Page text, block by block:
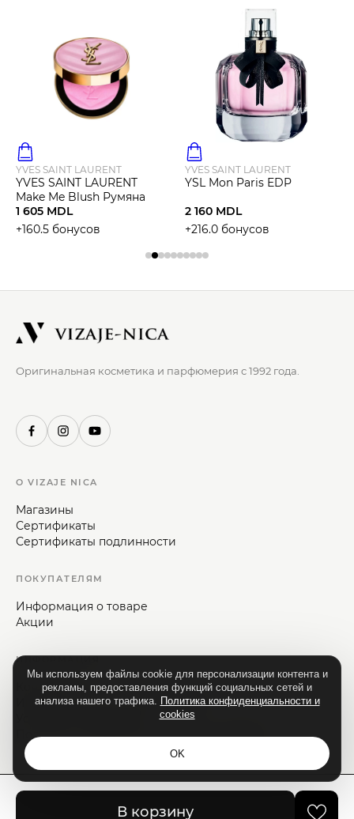
В корзину
YVES SAINT LAURENT
YVES SAINT LAURENT
Make Me Blush Румяна
1 605 MDL
+160.5 бонусов
YVES SAINT LAURENT
YSL Mon Paris EDP
2 160 MDL
+216.0 бонусов
Оригинальная косметика и парфюмерия с 1992 года.
О VIZAJE NICA
Магазины
Сертификаты
Сертификаты подлинности
ПОКУПАТЕЛЯМ
Информация о товаре
Акции
ИНФОРМАЦИЯ
Контакты
Информация для потребителей
Политика конфиденциальности и cookies
© Vizaje-Nica, 1992—2026.
Все права защищены.
Мы используем файлы cookie для персонализации контента и
рекламы, предоставления функций социальных сетей и
анализа нашего трафика. Политика конфиденциальности и
cookies
OK